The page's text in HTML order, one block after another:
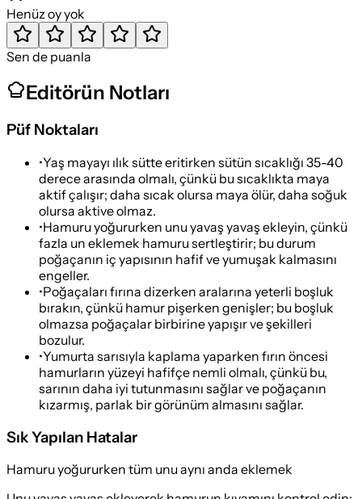
Henüz oy yok
Sen de puanla
Editörün Notları
Püf Noktaları
•Yaş mayayı ılık sütte eritirken sütün sıcaklığı 35-40
derece arasında olmalı, çünkü bu sıcaklıkta maya
aktif çalışır; daha sıcak olursa maya ölür, daha soğuk
olursa aktive olmaz.
•Hamuru yoğururken unu yavaş yavaş ekleyin, çünkü
fazla un eklemek hamuru sertleştirir; bu durum
poğaçanın iç yapısının hafif ve yumuşak kalmasını
engeller.
•Poğaçaları fırına dizerken aralarına yeterli boşluk
bırakın, çünkü hamur pişerken genişler; bu boşluk
olmazsa poğaçalar birbirine yapışır ve şekilleri
bozulur.
•Yumurta sarısıyla kaplama yaparken fırın öncesi
hamurların yüzeyi hafifçe nemli olmalı, çünkü bu,
sarının daha iyi tutunmasını sağlar ve poğaçanın
kızarmış, parlak bir görünüm almasını sağlar.
Sık Yapılan Hatalar
Hamuru yoğururken tüm unu aynı anda eklemek